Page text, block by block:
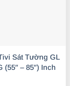
Sát Tường GL
(55″ – 85″) Inch